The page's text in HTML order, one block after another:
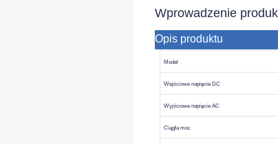
Wprowadzenie
Opis produktu
Model
Wejściowe napięcie DC
Wyjściowe napięcie AC
Ciągła moc